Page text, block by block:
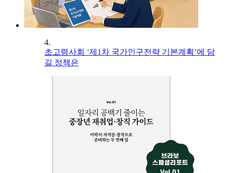
4.
초고령사회 ‘제1차 국가인구전략 기본계획’에 담
길 정책은